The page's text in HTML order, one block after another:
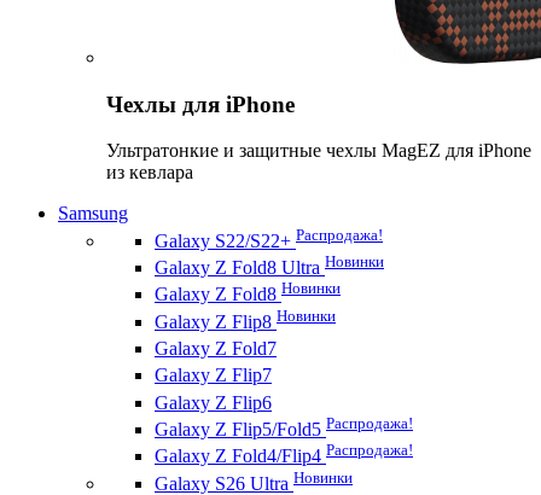
Чехлы для iPhone
Ультратонкие и защитные чехлы MagEZ для iPhone
из кевлара
Samsung
Galaxy S22/S22+ Распродажа!
Galaxy Z Fold8 Ultra Новинки
Galaxy Z Fold8 Новинки
Galaxy Z Flip8 Новинки
Galaxy Z Fold7
Galaxy Z Flip7
Galaxy Z Flip6
Galaxy Z Flip5/Fold5 Распродажа!
Galaxy Z Fold4/Flip4 Распродажа!
Galaxy S26 Ultra Новинки